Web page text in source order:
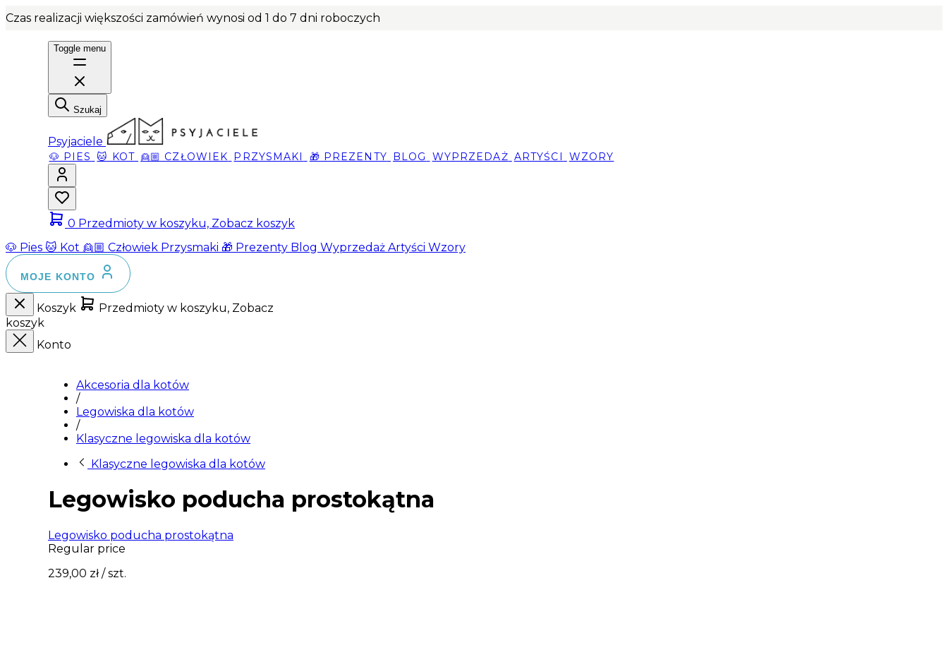
Czas realizacji większości zamówień wynosi od 1 do 7 dni roboczych
Toggle menu
Szukaj
Psyjaciele
🐶 PIES 🐱 KOT 👱🏼 CZŁOWIEK PRZYSMAKI 🎁 PREZENTY BLOG WYPRZEDAŻ ARTYŚCI WZORY
0 Przedmioty w koszyku, Zobacz koszyk
🐶 Pies 🐱 Kot 👱🏼 Człowiek Przysmaki 🎁 Prezenty Blog Wyprzedaż Artyści Wzory
MOJE KONTO
Koszyk
Przedmioty w koszyku, Zobacz
koszyk
Konto
Akcesoria dla kotów
/
Legowiska dla kotów
/
Klasyczne legowiska dla kotów
Klasyczne legowiska dla kotów
Legowisko poducha prostokątna
Legowisko poducha prostokątna
Regular price
239,00 zł/ szt.